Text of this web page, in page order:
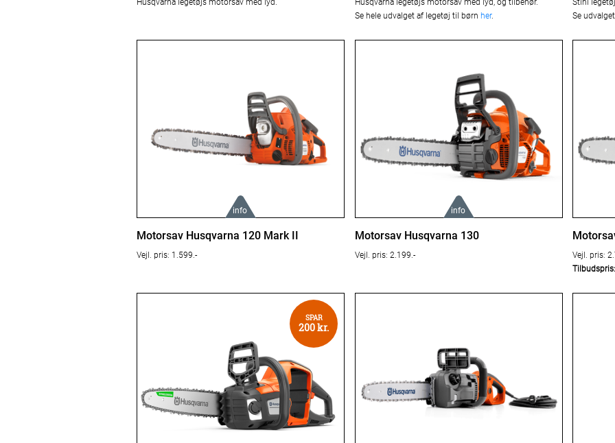
Husqvarna legetøjs motorsav med lyd.
Husqvarna legetøjs motorsav med lyd, og tilbehør.
Se hele udvalget af legetøj til børn her.
Stihl
Se
info
Læs mere om produktet her:
Motorsav Husqvarna 120 Mark II
Vejl. pris: 1.599.-
info
Læs mere om produktet her:
Motorsav Husqvarna 130
Vejl. pris: 2.199.-
Læs
Vejl. pris:
Tilbudspris:
SPAR
200 kr.